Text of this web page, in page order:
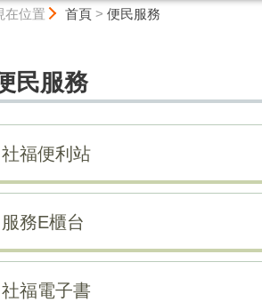
在位置 首頁> 便民服務
民服務
社福便利站
服務E櫃台
社福電子書